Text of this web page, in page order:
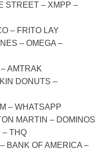
STREET – XMPP –
– FRITO LAY
– OMEGA –
AMTRAK
DONUTS –
– WHATSAPP
MARTIN – DOMINOS
– THQ
BANK OF AMERICA –